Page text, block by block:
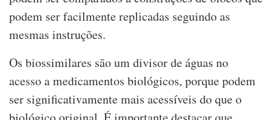
podem ser facilmente replicadas seguindo as
mesmas instruções.
Os biossimilares são um divisor de águas no
acesso a medicamentos biológicos, porque podem
ser significativamente mais acessíveis do que o